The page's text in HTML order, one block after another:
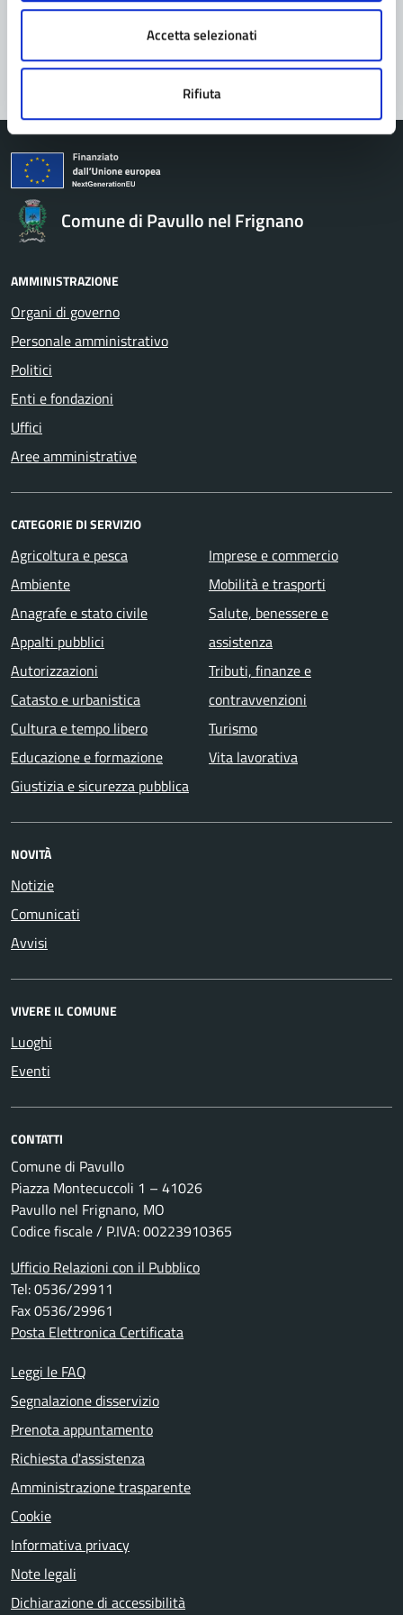
Accetta selezionati
Rifiuta
Problemi in città
Segnala disservizio
Comune di Pavullo nel Frignano
AMMINISTRAZIONE
Organi di governo
Personale amministrativo
Politici
Enti e fondazioni
Uffici
Aree amministrative
CATEGORIE DI SERVIZIO
Agricoltura e pesca
Ambiente
Anagrafe e stato civile
Appalti pubblici
Autorizzazioni
Catasto e urbanistica
Cultura e tempo libero
Educazione e formazione
Giustizia e sicurezza pubblica
Imprese e commercio
Mobilità e trasporti
Salute, benessere e
assistenza
Tributi, finanze e
contravvenzioni
Turismo
Vita lavorativa
NOVITÀ
Notizie
Comunicati
Avvisi
VIVERE IL COMUNE
Luoghi
Eventi
CONTATTI
Comune di Pavullo
Piazza Montecuccoli 1 – 41026
Pavullo nel Frignano, MO
Codice fiscale / P.IVA: 00223910365
Ufficio Relazioni con il Pubblico
Tel: 0536/29911
Fax 0536/29961
Posta Elettronica Certificata
Leggi le FAQ
Segnalazione disservizio
Prenota appuntamento
Richiesta d'assistenza
Amministrazione trasparente
Cookie
Informativa privacy
Note legali
Dichiarazione di accessibilità